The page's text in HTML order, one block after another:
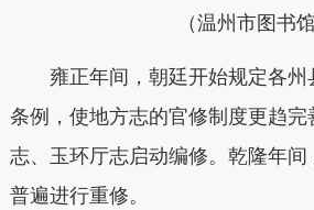
（温州市图书
雍正年间，朝廷开始规定各
条例，使地方志的官修制度更趋
志、玉环厅志启动编修。乾隆年间
普遍进行重修。